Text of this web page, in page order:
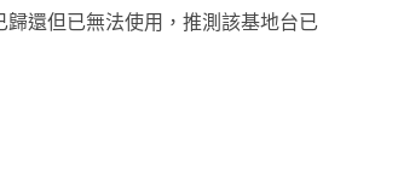
還但已無法使用，推測該基地台已